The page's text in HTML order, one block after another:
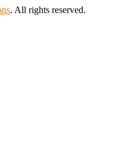
. All rights reserved.